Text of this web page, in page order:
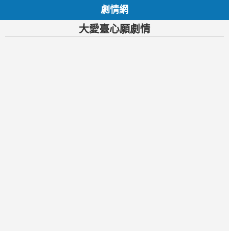
劇情網
大愛臺心願劇情